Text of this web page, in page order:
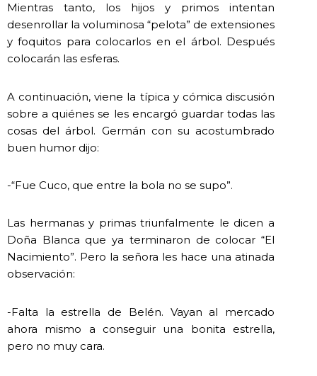
Mientras tanto, los hijos y primos intentan
desenrollar la voluminosa “pelota” de extensiones
y foquitos para colocarlos en el árbol. Después
colocarán las esferas.
A continuación, viene la típica y cómica discusión
sobre a quiénes se les encargó guardar todas las
cosas del árbol. Germán con su acostumbrado
buen humor dijo:
-“Fue Cuco, que entre la bola no se supo”.
Las hermanas y primas triunfalmente le dicen a
Doña Blanca que ya terminaron de colocar “El
Nacimiento”. Pero la señora les hace una atinada
observación:
-Falta la estrella de Belén. Vayan al mercado
ahora mismo a conseguir una bonita estrella,
pero no muy cara.